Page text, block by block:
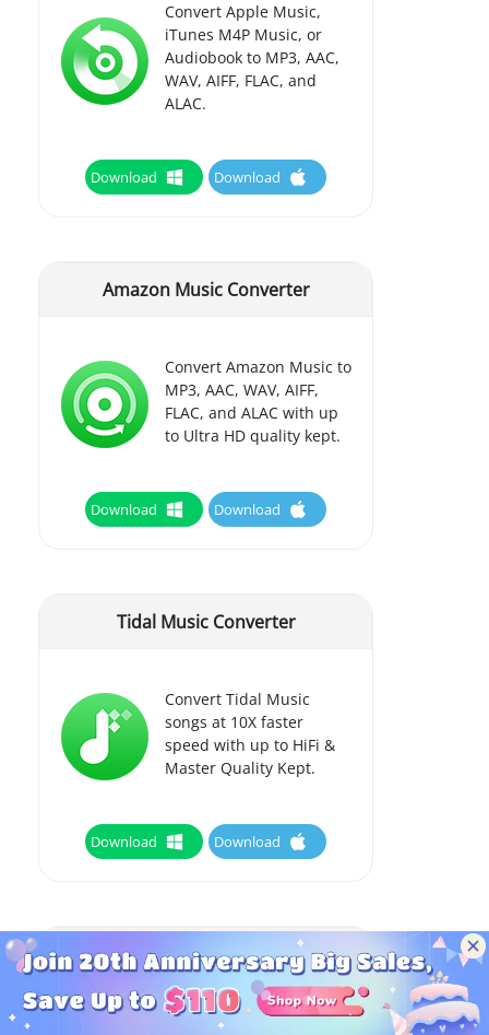
Convert Apple Music,
iTunes M4P Music, or
Audiobook to MP3, AAC,
WAV, AIFF, FLAC, and
ALAC.
Download Download
Amazon Music Converter
Convert Amazon Music to
MP3, AAC, WAV, AIFF,
FLAC, and ALAC with up
to Ultra HD quality kept.
Download Download
Tidal Music Converter
Convert Tidal Music
songs at 10X faster
speed with up to HiFi &
Master Quality Kept.
Download Download
Deezer Music Converter